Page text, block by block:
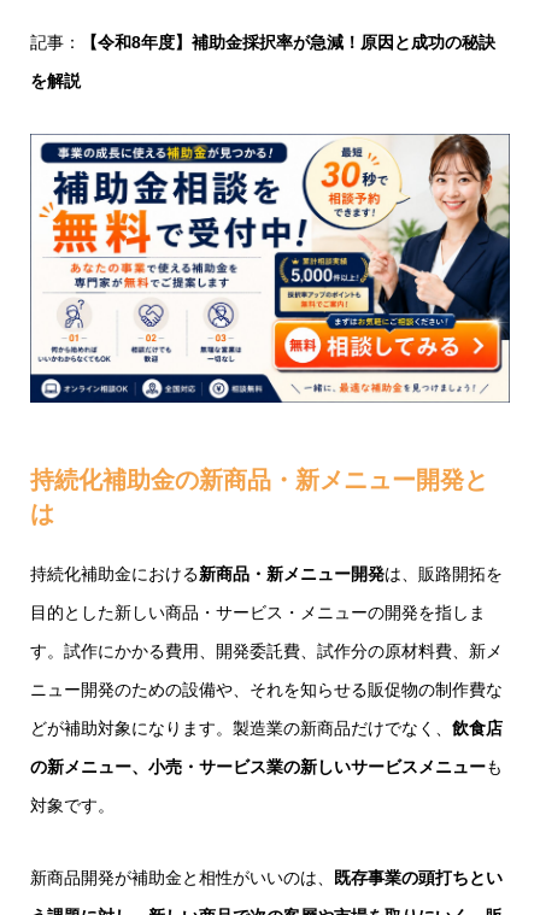
記事：
【令和8年度】補助金採択率が急減！原因と成功の秘訣
を解説
持続化補助金の新商品・新メニュー開発と
は
持続化補助金における新商品・新メニュー開発は、販路開拓を
目的とした新しい商品・サービス・メニューの開発を指しま
す。試作にかかる費用、開発委託費、試作分の原材料費、新メ
ニュー開発のための設備や、それを知らせる販促物の制作費な
どが補助対象になります。製造業の新商品だけでなく、 飲食店
の新メニュー、小売・サービス業の新しいサービスメニューも
対象です。
新商品開発が補助金と相性がいいのは、
既存事業の頭打ちとい